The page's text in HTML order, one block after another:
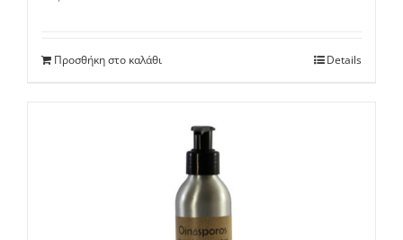
Προσθήκη στο καλάθι Details